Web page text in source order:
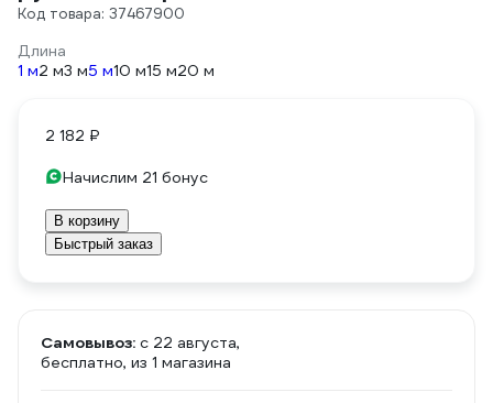
Код товара: 37467900
Длина
1 м2 м3 м5 м10 м15 м20 м
2 182 ₽
Начислим 21 бонус
В корзину
Быстрый заказ
Самовывоз: c 22 августа,
бесплатно, из 1 магазина